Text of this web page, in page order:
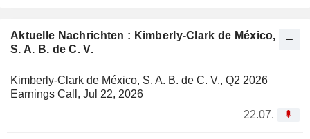
Aktuelle Nachrichten : Kimberly-Clark de México,
S. A. B. de C. V.
Kimberly-Clark de México, S. A. B. de C. V., Q2 2026
Earnings Call, Jul 22, 2026
22.07.